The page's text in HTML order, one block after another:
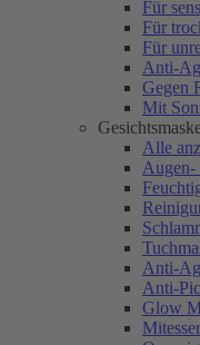
Für
Für
Für
Anti-
Gegen
Mit
Alle
Augen-
Anti-
Anti-
Glow